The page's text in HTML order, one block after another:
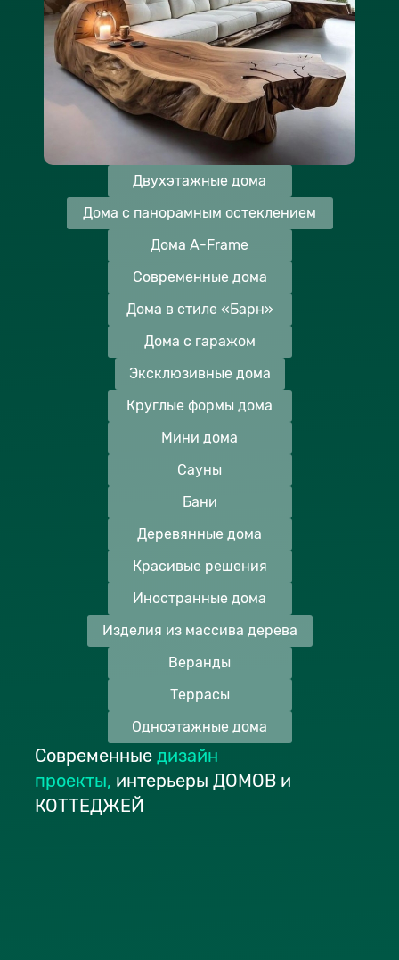
Двухэтажные дома
Дома с панорамным остеклением
Дома A-Frame
Современные дома
Дома в стиле «Барн»
Дома с гаражом
Эксклюзивные дома
Круглые формы дома
Мини дома
Сауны
Бани
Деревянные дома
Красивые решения
Иностранные дома
Изделия из массива дерева
Веранды
Террасы
Одноэтажные дома
Современные дизайн
проекты, интерьеры ДОМОВ и
КОТТЕДЖЕЙ